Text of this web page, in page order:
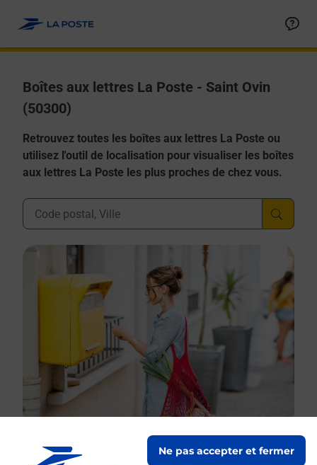
Ne pas accepter et fermer
Boîtes aux lettres La Poste - Saint Ovin
(50300)
Retrouvez toutes les boîtes aux lettres La Poste ou
utilisez l'outil de localisation pour visualiser les boîtes
aux lettres La Poste les plus proches de chez vous.
Ville, Département, Code Postal